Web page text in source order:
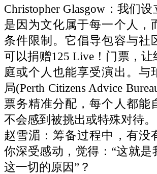
Christopher Glasgow：我们设
是因为文化属于每一个人，
条件限制。它倡导包容与社
可以捐赠125 Live！门票，让
庭或个人也能享受演出。与
局(Perth Citizens Advice
票务精准分配，每个人都能
不会感到被挑出或特殊对待。
赵雪湄：筹备过程中，有没
你深受感动，觉得：“这就是
这一切的原因”？